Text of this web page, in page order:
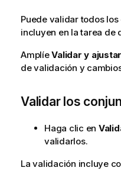
Puede validar todos
incluyen en la tarea de
AmplíeValidar y ajustar
de validación y
Validar los
Haga clic en
validarlos.
La validación incluye